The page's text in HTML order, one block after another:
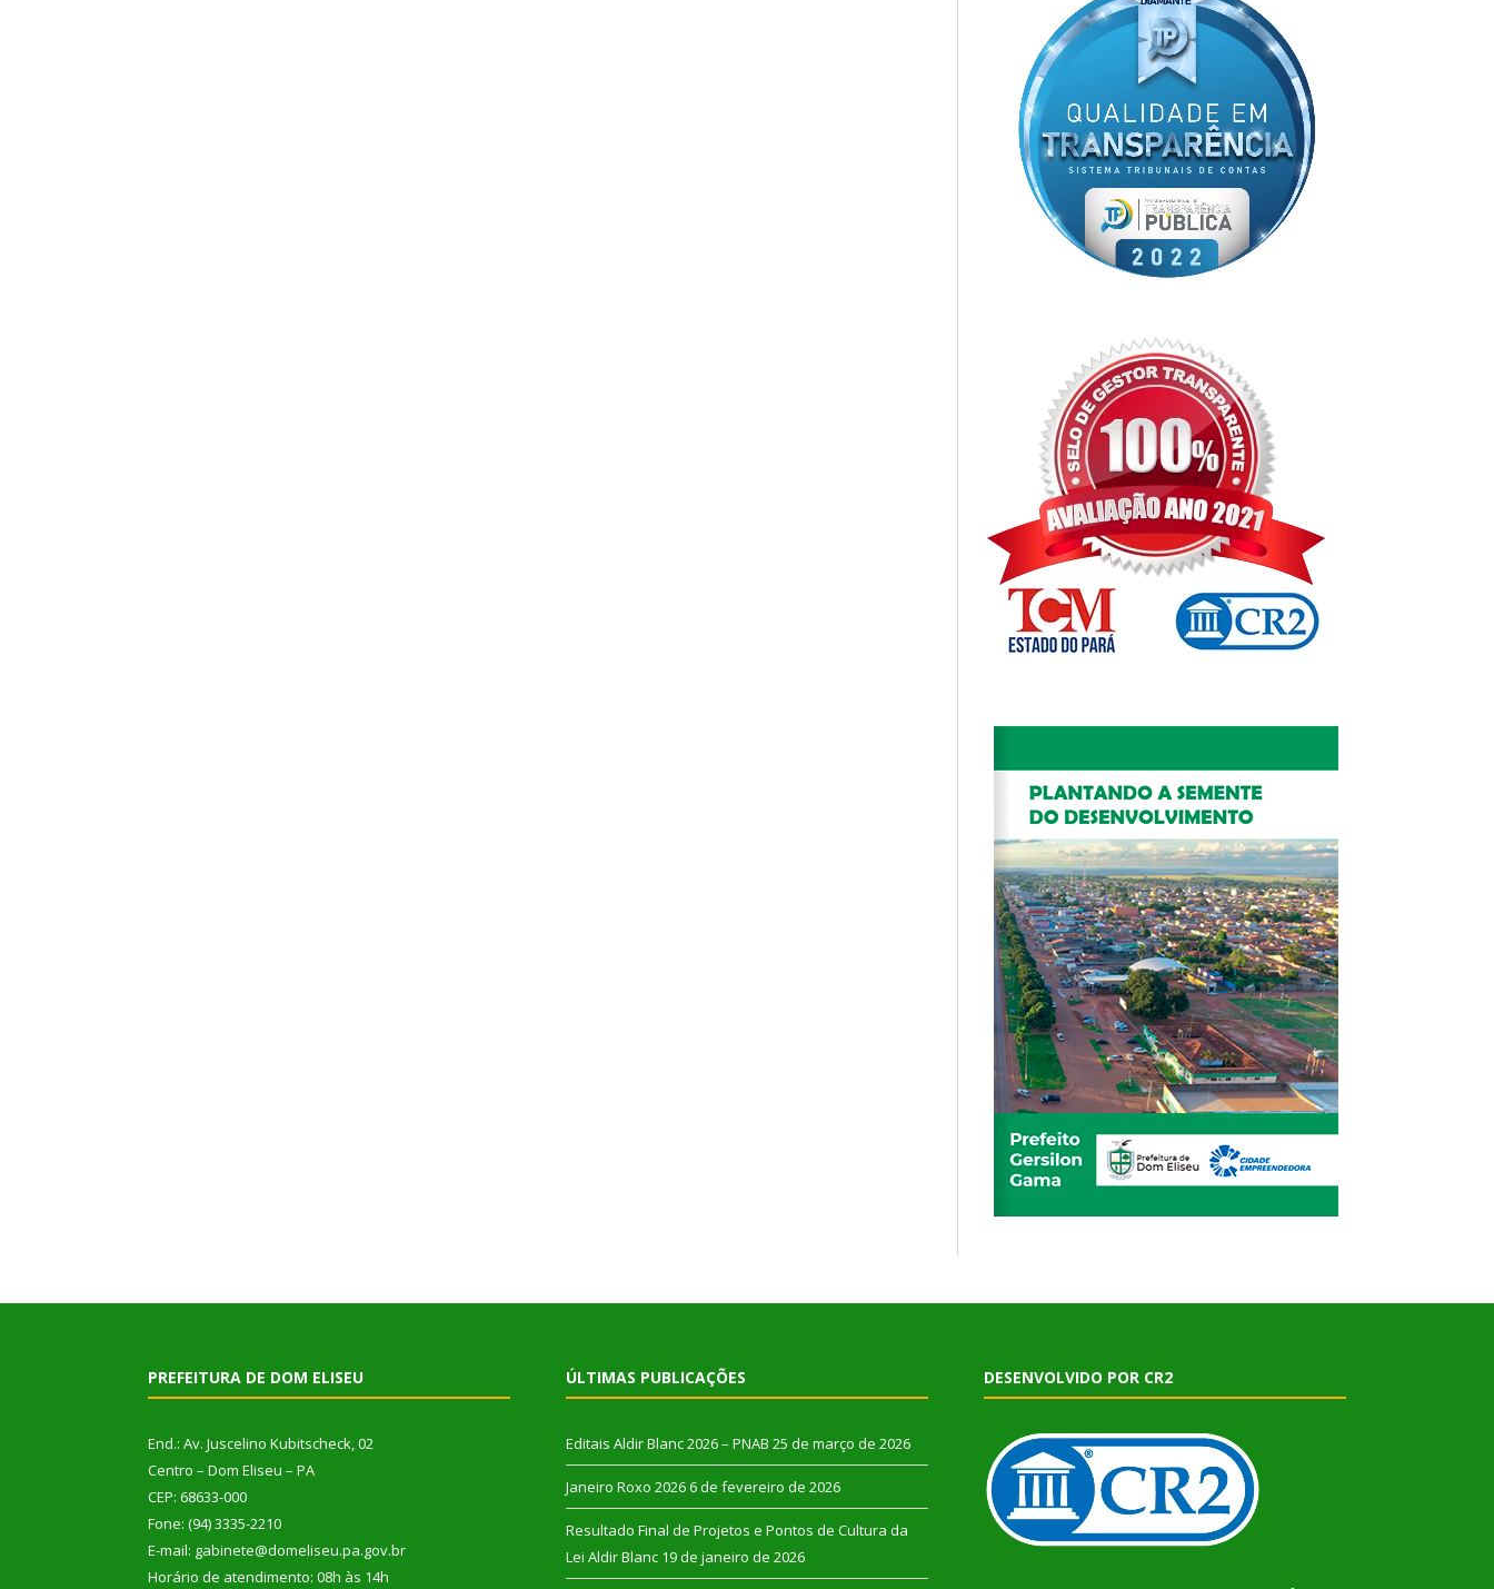
PREFEITURA DE DOM ELISEU
End.: Av. Juscelino Kubitscheck, 02
Centro – Dom Eliseu – PA
CEP: 68633-000
Fone: (94) 3335-2210
E-mail: gabinete@domeliseu.pa.gov.br
Horário de atendimento: 08h às 14h
ÚLTIMAS PUBLICAÇÕES
Editais Aldir Blanc 2026 – PNAB 25 de março de 2026
Janeiro Roxo 2026 6 de fevereiro de 2026
Resultado Final de Projetos e Pontos de Cultura da
Lei Aldir Blanc 19 de janeiro de 2026
DESENVOLVIDO POR CR2